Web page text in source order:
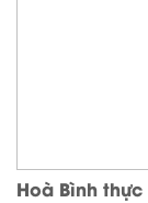
Hoà Bình